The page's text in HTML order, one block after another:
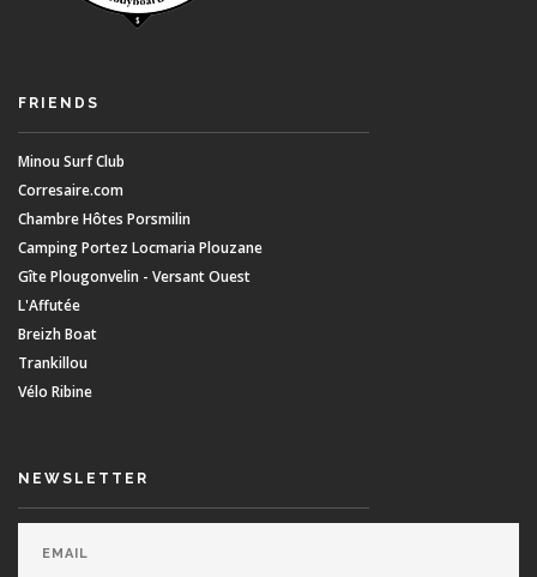
FRIENDS
Minou Surf Club
Corresaire.com
Chambre Hôtes Porsmilin
Camping Portez Locmaria Plouzane
Gîte Plougonvelin - Versant Ouest
L'Affutée
Breizh Boat
Trankillou
Vélo Ribine
NEWSLETTER